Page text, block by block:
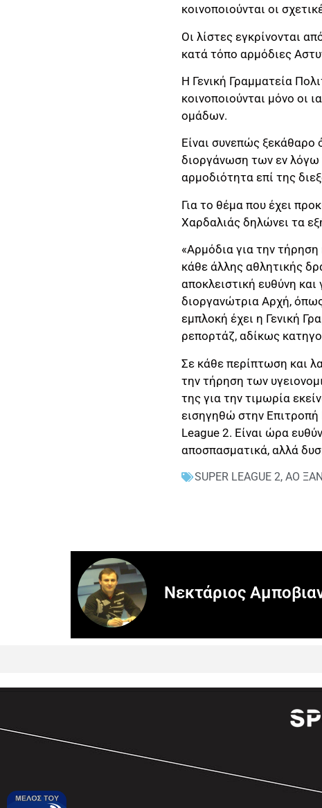
κοινοποιούνται οι
Οι λίστες εγκρίνονται
κατά τόπο αρμόδιες
H Γενική Γραμματεία
κοινοποιούνται μόνο οι
ομάδων.
Είναι συνεπώς ξεκάθαρο
διοργάνωση των εν λόγω
αρμοδιότητα επί της
Για το θέμα που έχει
Χαρδαλιάς δηλώνει τα
«Αρμόδια για την
κάθε άλλης αθλητικής
αποκλειστική ευθύνη
διοργανώτρια Αρχή,
εμπλοκή έχει η Γενική
ρεπορτάζ, αδίκως
Σε κάθε περίπτωση και
την τήρηση των
της για την τιμωρία
εισηγηθώ στην
League 2. Είναι ώρα
αποσπασματικά, αλλά
SUPER LEAGUE 2, ΑΟ
Νεκτάριος